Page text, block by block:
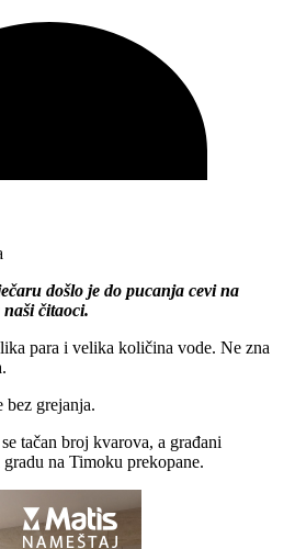
došlo je do pucanja cevi na
čitaoci.
para i velika količina vode. Ne zna
bez grejanja.
tačan broj kvarova, a građani
na Timoku prekopane.